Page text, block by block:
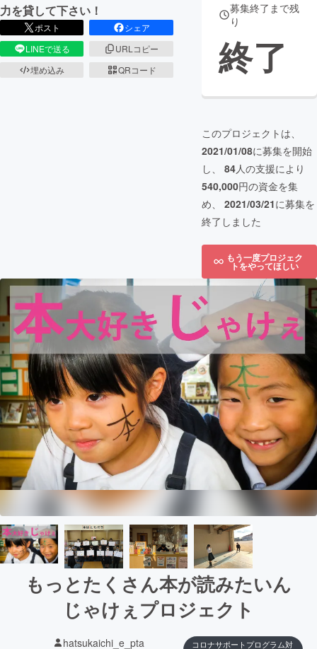
力を貸して下さい！
ポスト
シェア
LINEで送る
URLコピー
埋め込み
QRコード
募集終了まで残
り
終了
このプロジェクトは、
2021/01/08に募集を開始
し、 84人の支援により
540,000円の資金を集
め、 2021/03/21に募集を
終了しました
もう一度プロジェク
トをやってほしい
もっとたくさん本が読みたいん
じゃけぇプロジェクト
hatsukaichi_e_pta
コロナサポートプログラム対